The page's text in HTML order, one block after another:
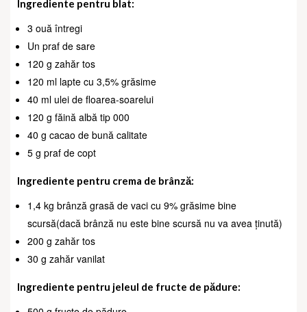
Ingrediente pentru blat:
3 ouă întregi
Un praf de sare
120 g zahăr tos
120 ml lapte cu 3,5% grăsime
40 ml ulei de floarea-soarelui
120 g făină albă tip 000
40 g cacao de bună calitate
5 g praf de copt
Ingrediente pentru crema de brânză:
1,4 kg brânză grasă de vaci cu 9% grăsime bine
scursă(dacă brânză nu este bine scursă nu va avea ținută)
200 g zahăr tos
30 g zahăr vanilat
Ingrediente pentru jeleul de fructe de pădure: